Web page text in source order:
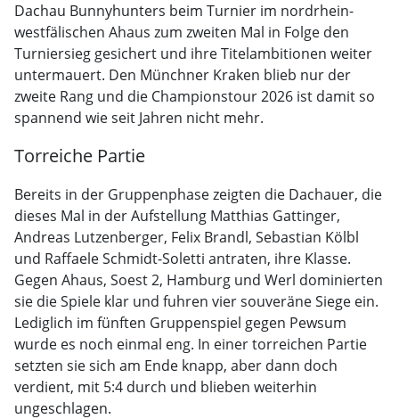
Dachau Bunnyhunters beim Turnier im nordrhein-
westfälischen Ahaus zum zweiten Mal in Folge den
Turniersieg gesichert und ihre Titelambitionen weiter
untermauert. Den Münchner Kraken blieb nur der
zweite Rang und die Championstour 2026 ist damit so
spannend wie seit Jahren nicht mehr.
Torreiche Partie
Bereits in der Gruppenphase zeigten die Dachauer, die
dieses Mal in der Aufstellung Matthias Gattinger,
Andreas Lutzenberger, Felix Brandl, Sebastian Kölbl
und Raffaele Schmidt-Soletti antraten, ihre Klasse.
Gegen Ahaus, Soest 2, Hamburg und Werl dominierten
sie die Spiele klar und fuhren vier souveräne Siege ein.
Lediglich im fünften Gruppenspiel gegen Pewsum
wurde es noch einmal eng. In einer torreichen Partie
setzten sie sich am Ende knapp, aber dann doch
verdient, mit 5:4 durch und blieben weiterhin
ungeschlagen.